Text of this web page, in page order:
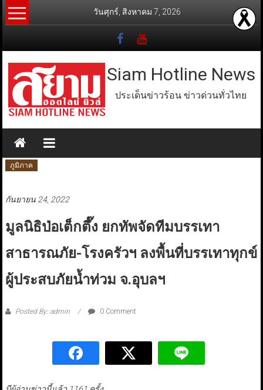
Skip
to
วันศุกร์, สิงหาคม 7, 2026
Siam Hotline News
ประเด็นข่าวร้อน ข่าวด่วนทั่วไทย
ภูมิภาค
กันยายน 24, 2022
มูลนิธิป่อเต็กตึ๊ง ยกทัพจัดทีมบรรเทา
สาธารณภัย-โรงครัวฯ ลงพื้นที่บรรเทาทุกข์
ผู้ประสบภัยน้ำท่วม จ.อุบลฯ
Posted By: admin 0 Comment